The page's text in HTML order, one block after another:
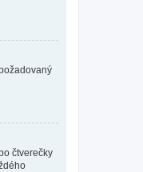
čtverečky